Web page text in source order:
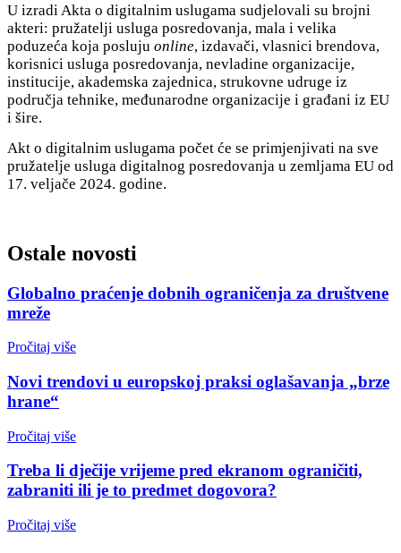
U izradi Akta o digitalnim uslugama sudjelovali su brojni
akteri: pružatelji usluga posredovanja, mala i velika
poduzeća koja posluju online, izdavači, vlasnici brendova,
korisnici usluga posredovanja, nevladine organizacije,
institucije, akademska zajednica, strukovne udruge iz
područja tehnike, međunarodne organizacije i građani iz EU
i šire.
Akt o digitalnim uslugama počet će se primjenjivati na sve
pružatelje usluga digitalnog posredovanja u zemljama EU od
17. veljače 2024. godine.
Ostale novosti
Globalno praćenje dobnih ograničenja za društvene
mreže
Pročitaj više
Novi trendovi u europskoj praksi oglašavanja „brze
hrane“
Pročitaj više
Treba li dječije vrijeme pred ekranom ograničiti,
zabraniti ili je to predmet dogovora?
Pročitaj više